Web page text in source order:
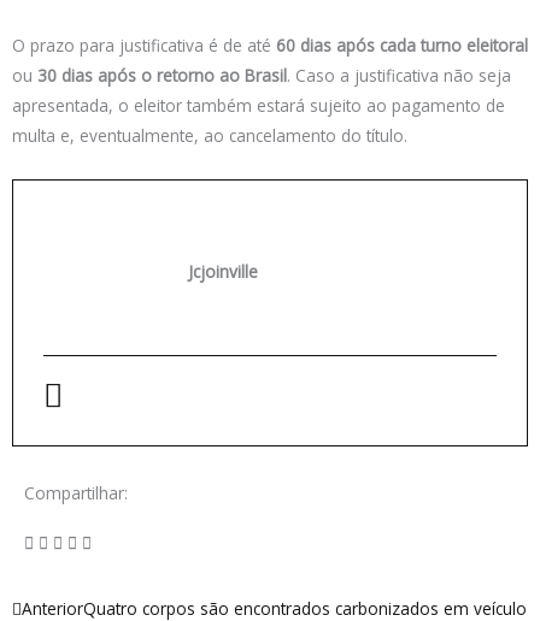
O prazo para justificativa é de até 60 dias após cada turno eleitoral
ou 30 dias após o retorno ao Brasil. Caso a justificativa não seja
apresentada, o eleitor também estará sujeito ao pagamento de
multa e, eventualmente, ao cancelamento do título.
Jcjoinville
Compartilhar:
Anterior
AnteriorQuatro corpos são encontrados carbonizados em veículo
Próximo